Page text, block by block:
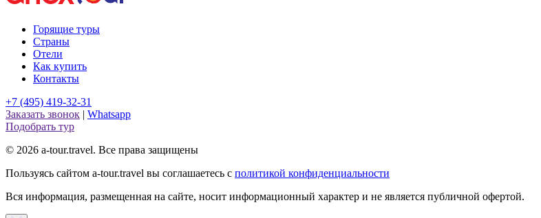
Горящие туры
Страны
Отели
Как купить
Контакты
+7 (495) 419-32-31
Заказать звонок | Whatsapp
Подобрать тур
© 2026 a-tour.travel. Все права защищены
Пользуясь сайтом a-tour.travel вы соглашаетесь с политикой конфиденциальности
Вся информация, размещенная на сайте, носит информационный характер и не является публичной офертой.